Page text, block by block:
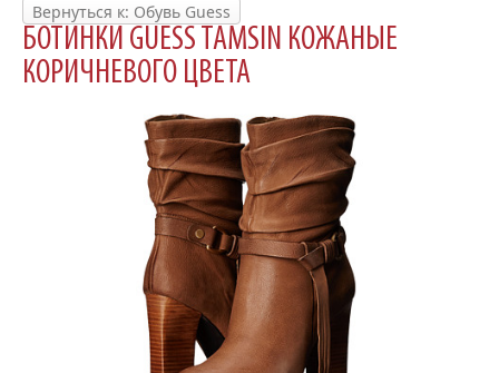
Вернуться к: Обувь Guess
БОТИНКИ GUESS TAMSIN КОЖАНЫЕ
КОРИЧНЕВОГО ЦВЕТА